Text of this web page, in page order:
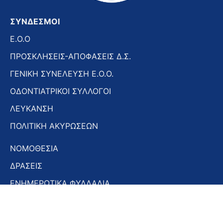
ΣΥΝΔΕΣΜΟΙ
E.O.O
ΠΡΟΣΚΛΗΣΕΙΣ-ΑΠΟΦΑΣΕΙΣ Δ.Σ.
ΓΕΝΙΚΗ ΣΥΝΕΛΕΥΣΗ Ε.Ο.Ο.
ΟΔΟΝΤΙΑΤΡΙΚΟΙ ΣΥΛΛΟΓΟΙ
ΛΕΥΚΑΝΣΗ
ΠΟΛΙΤΙΚΗ ΑΚΥΡΩΣΕΩΝ
ΝΟΜΟΘΕΣΙΑ
ΔΡΑΣΕΙΣ
ΕΝΗΜΕΡΩΤΙΚΑ ΦΥΛΛΑΔΙΑ